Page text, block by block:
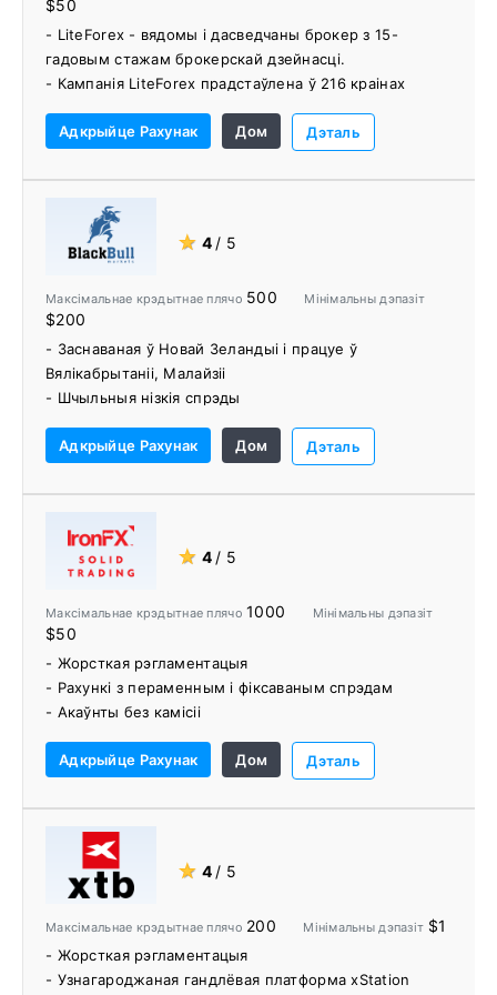
$50
- LiteForex - вядомы і дасведчаны брокер з 15-
гадовым стажам брокерскай дзейнасці.
- Кампанія LiteForex прадстаўлена ў 216 краінах
- Пакрыццё камісій аплатнай сістэмы
- Сацыяльны трэйдзінг - платформа для капіявання
здзелак
- Аўтаматычны вывад сродкаў
- Некалькі офісаў у краіне даступныя, каб
забяспечыць больш лакалізаваны ахоп.
крыптавалют.
Адкрыйце Рахунак Дом Дэталь
★ 4 / 5
Максімальнае крэдытнае плячо 500 Мінімальны дэпазіт
$200
- Заснаваная ў Новай Зеландыі і працуе ў
Вялікабрытаніі, Малайзіі
- Шчыльныя нізкія спрэды
- Вялікая колькасць спосабаў папаўнення і вываду
- BlackBull Markets не бярэ плату за ўнясенне
- Падтрымка сацыяльнага гандлю
- Шэраг адукацыйных рэсурсаў і інструментаў
Адкрыйце Рахунак Дом Дэталь
★ 4 / 5
Максімальнае крэдытнае плячо1000 Мінімальны дэпазіт
$50
- Жорсткая рэгламентацыя
- Рахункі з пераменным і фіксаваным спрэдам
- Акаўнты без камісіі
- Дадатак IronFX Research
- Добры выбар валютных пар форекс
- Некалькі метадаў дэпазіту / зняцця
- Адасобленыя кліенцкія сродкі
- Біржа IronFX Crypto
- Выдатная падтрымка кліентаў
патрабаванням
Адкрыйце Рахунак Дом Дэталь
★ 4 / 5
Максімальнае крэдытнае плячо 200 Мінімальны дэпазіт $1
- Жорсткая рэгламентацыя
- Узнагароджаная гандлёвая платформа xStation